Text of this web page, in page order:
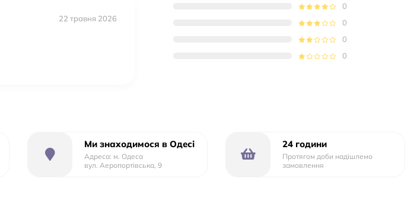
0
0
0
0
22 травня 2026
Ми знаходимося в Одесі
Адреса: м. Одеса
вул. Аеропортівська, 9
24 години
Протягом доби надішлемо
замовлення